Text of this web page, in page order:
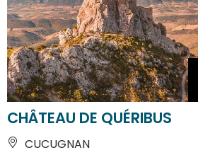
CHÂTEAU DE QUÉRIBUS
CUCUGNAN